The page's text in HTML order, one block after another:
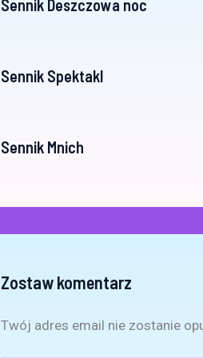
Sennik Deszczowa noc
Sennik Spektakl
Sennik Mnich
Zostaw komentarz
Twój adres email nie zostanie